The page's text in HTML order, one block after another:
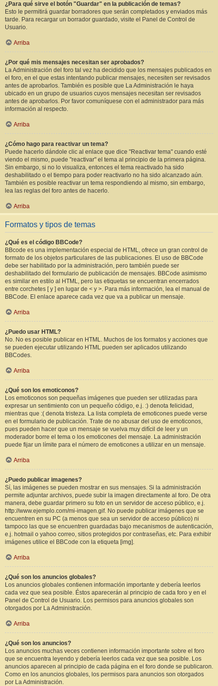
¿Para qué sirve el botón "Guardar" en la publicación de temas?
Esto le permitirá guardar borradores que serán completados y enviados más
tarde. Para recargar un borrador guardado, visite el Panel de Control de
Usuario.
Arriba
¿Por qué mis mensajes necesitan ser aprobados?
La Administración del foro tal vez ha decidido que los mensajes publicados en
el foro, en el que estas intentando publicar mensajes, necesiten ser revisados
antes de aprobarlos. También es posible que La Administración le haya
ubicado en un grupo de usuarios cuyos mensajes necesitan ser revisados
antes de aprobarlos. Por favor comuníquese con el administrador para más
información al respecto.
Arriba
¿Cómo hago para reactivar un tema?
Puede hacerlo dándole clic al enlace que dice "Reactivar tema" cuando esté
viendo el mismo, puede "reactivar" el tema al principio de la primera página.
Sin embargo, si no lo visualiza, entonces el tema reactivado ha sido
deshabilitado o el tiempo para poder reactivarlo no ha sido alcanzado aún.
También es posible reactivar un tema respondiendo al mismo, sin embargo,
lea las reglas del foro antes de hacerlo.
Arriba
Formatos y tipos de temas
¿Qué es el código BBCode?
BBcode es una implementación especial de HTML, ofrece un gran control de
formato de los objetos particulares de las publicaciones. El uso de BBCode
debe ser habilitado por la administración, pero también puede ser
deshabilitado del formulario de publicación de mensajes. BBCode asimismo
es similar en estilo al HTML, pero las etiquetas se encuentran encerrados
entre corchetes [ y ] en lugar de < y >. Para más información, lea el manual de
BBCode. El enlace aparece cada vez que va a publicar un mensaje.
Arriba
¿Puedo usar HTML?
No. No es posible publicar en HTML. Muchos de los formatos y acciones que
se pueden ejecutar utilizando HTML pueden ser aplicados utilizando
BBCodes.
Arriba
¿Qué son los emoticonos?
Los emoticonos son pequeñas imágenes que pueden ser utilizadas para
expresar un sentimiento con un pequeño código, e.j. :) denota felicidad,
mientras que :( denota tristeza. La lista completa de emoticones puede verse
en el formulario de publicación. Trate de no abusar del uso de emoticonos,
pues pueden hacer que un mensaje se vuelva muy difícil de leer y un
moderador borre el tema o los emoticones del mensaje. La administración
puede fijar un límite para el número de emoticones a utilizar en un mensaje.
Arriba
¿Puedo publicar imagenes?
Sí, las imágenes se pueden mostrar en sus mensajes. Si la administración
permite adjuntar archivos, puede subir la imagen directamente al foro. De otra
manera, debe guardar primero su foto en un servidor de acceso público, e.j.
http://www.ejemplo.com/mi-imagen.gif. No puede publicar imágenes que se
encuentren en su PC (a menos que sea un servidor de acceso público) ni
tampoco las que se encuentren guardadas bajo mecanismos de autenticación,
e.j. hotmail o yahoo correo, sitios protegidos por contraseñas, etc. Para exhibir
imágenes utilice el BBCode con la etiqueta [img].
Arriba
¿Qué son los anuncios globales?
Los anuncios globales contienen información importante y debería leerlos
cada vez que sea posible. Éstos aparecerán al principio de cada foro y en el
Panel de Control de Usuario. Los permisos para anuncios globales son
otorgados por La Administración.
Arriba
¿Qué son los anuncios?
Los anuncios muchas veces contienen información importante sobre el foro
que se encuentra leyendo y debería leerlos cada vez que sea posible. Los
anuncios aparecen al principio de cada página en el foro donde se publicaron.
Como en los anuncios globales, los permisos para anuncios son otorgados
por La Administración.